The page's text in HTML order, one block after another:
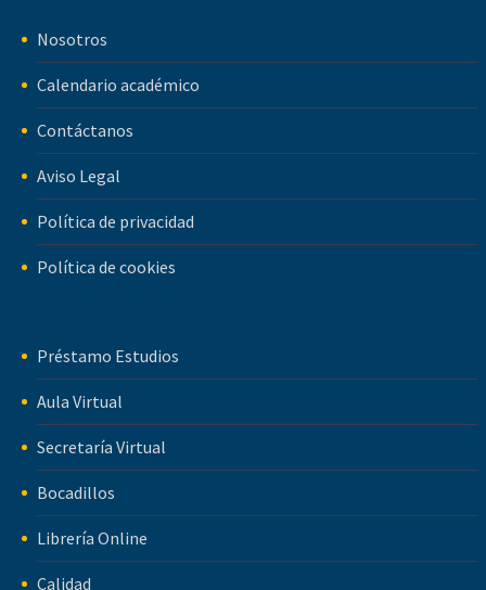
Nosotros
Calendario académico
Contáctanos
Aviso Legal
Política de privacidad
Política de cookies
Préstamo Estudios
Aula Virtual
Secretaría Virtual
Bocadillos
Librería Online
Calidad